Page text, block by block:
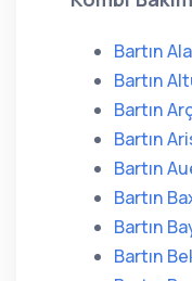
Bartın
Bartın
Bartın
Bartın
Bartın
Bartın
Bartın
Bartın